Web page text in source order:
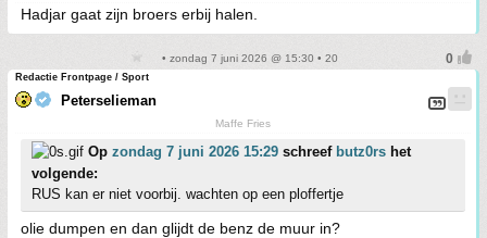
Hadjar gaat zijn broers erbij halen.
• zondag 7 juni 2026 @ 15:30 • 20
Redactie Frontpage / Sport
Peterselieman
Maffe Fries
Op zondag 7 juni 2026 15:29 schreef butz0rs het
volgende:
RUS kan er niet voorbij. wachten op een ploffertje
olie dumpen en dan glijdt de benz de muur in?